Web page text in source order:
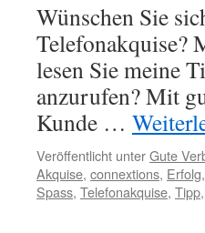
Wünschen Sie
Telefonakquise?
lesen Sie meine
anzurufen? Mit
Kunde …
Veröffentlicht unterGute
Akquise, connextions, Erfolg,
Spass, Telefonakquise, Tipp,